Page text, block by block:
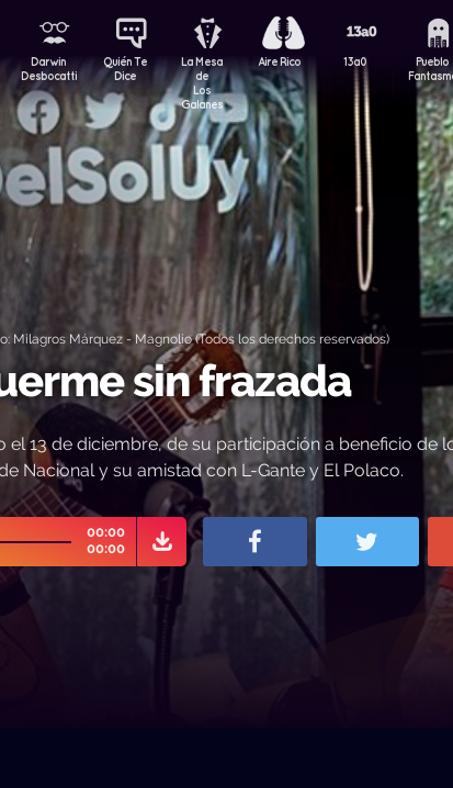
Darwin
Desbocatti
Quién Te
Dice
La Mesa
de
Los
Galanes
Aire Rico 13a0
Pueblo
Márquez - Magnolio (Todos los derechos reservados)
sin frazada
13 de diciembre, de su participación a beneficio de
Nacional y su amistad con L-Gante y El Polaco.
00:00
00:00